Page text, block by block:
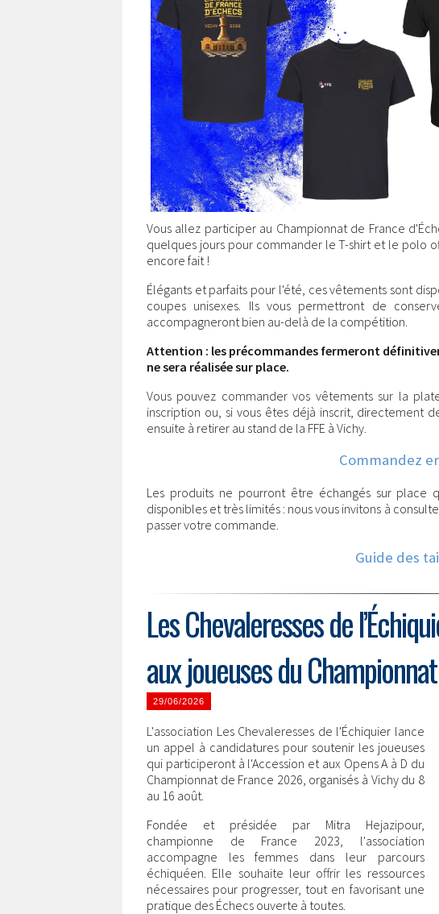
Vous allez participer au Championnat de France
quelques jours pour commander le T-shirt et le polo
encore fait !
Élégants et parfaits pour l'été, ces vêtements sont
coupes unisexes. Ils vous permettront de
accompagneront bien au-delà de la compétition.
Attention : les précommandes fermeront
ne sera réalisée sur place.
Vous pouvez commander vos vêtements sur la
inscription ou, si vous êtes déjà inscrit, directement
ensuite à retirer au stand de la FFE à Vichy.
Commandez
Les produits ne pourront être échangés sur place
disponibles et très limités : nous vous invitons à
passer votre commande.
Guide des
Les Chevaleresses de
aux joueuses du
29/06/2026
L'association Les Chevaleresses de l'Échiquier lance
un appel à candidatures pour soutenir les joueuses
qui participeront à l'Accession et aux Opens A à D du
Championnat de France 2026, organisés à Vichy du 8
au 16 août.
Fondée et présidée par Mitra Hejazipour,
championne de France 2023, l'association
accompagne les femmes dans leur parcours
échiquéen. Elle souhaite leur offrir les ressources
nécessaires pour progresser, tout en favorisant une
pratique des Échecs ouverte à toutes.